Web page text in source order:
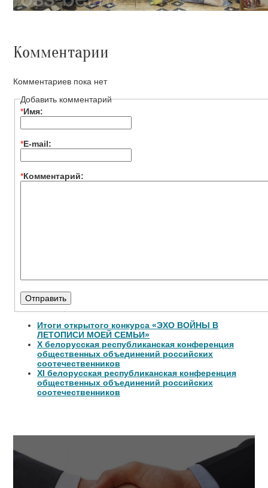
Комментарии
Комментариев пока нет
Добавить комментарий
*Имя:
*E-mail:
*Комментарий:
Итоги открытого конкурса «ЭХО ВОЙНЫ В
ЛЕТОПИСИ МОЕЙ СЕМЬИ»
Х белорусская республиканская конференция
общественных объединений российских
соотечественников
XI белорусская республиканская конференция
общественных объединений российских
соотечественников